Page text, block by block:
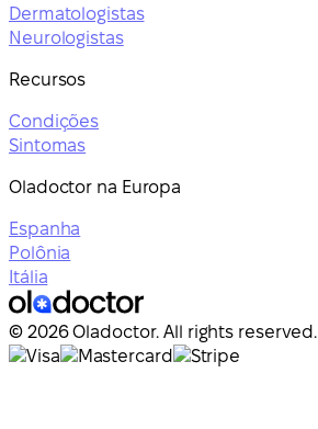
Dermatologistas
Neurologistas
Recursos
Condições
Sintomas
Oladoctor na Europa
Espanha
Polônia
Itália
© 2026 Oladoctor. All rights reserved.